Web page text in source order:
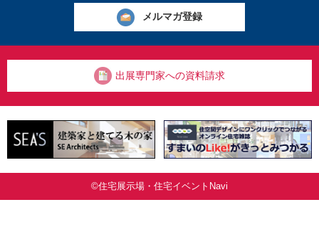
出展専門家への資料請求
©住宅展示場・住宅イベントNavi